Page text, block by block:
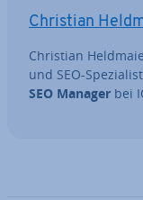
Christian
Christian
und SEO-
SEO Manager bei